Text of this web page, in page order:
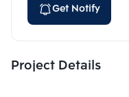
Get Notify
Project Details